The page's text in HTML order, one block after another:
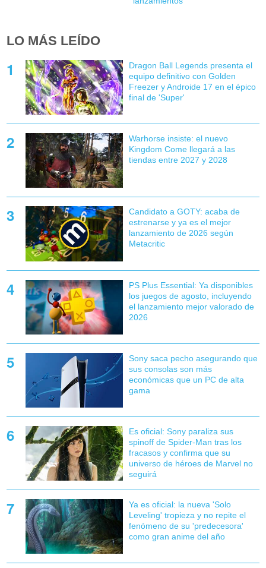
LO MÁS LEÍDO
Dragon Ball Legends presenta el
equipo definitivo con Golden
Freezer y Androide 17 en el épico
final de 'Super'
Warhorse insiste: el nuevo
Kingdom Come llegará a las
tiendas entre 2027 y 2028
Candidato a GOTY: acaba de
estrenarse y ya es el mejor
lanzamiento de 2026 según
Metacritic
PS Plus Essential: Ya disponibles
los juegos de agosto, incluyendo
el lanzamiento mejor valorado de
2026
Sony saca pecho asegurando que
sus consolas son más
económicas que un PC de alta
gama
Es oficial: Sony paraliza sus
spinoff de Spider-Man tras los
fracasos y confirma que su
universo de héroes de Marvel no
seguirá
Ya es oficial: la nueva 'Solo
Leveling' tropieza y no repite el
fenómeno de su 'predecesora'
como gran anime del año